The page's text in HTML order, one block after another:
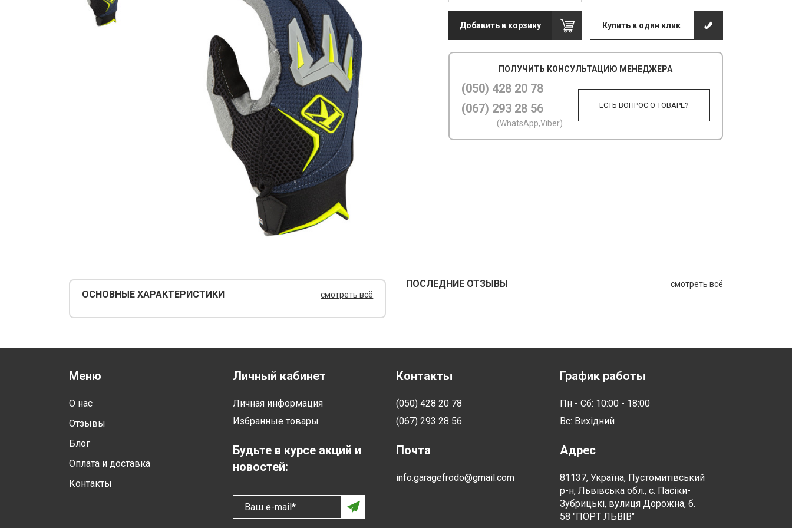
Гідравлічне масло
Добавить в корзину Купить в один клик
ПОЛУЧИТЬ КОНСУЛЬТАЦИЮ МЕНЕДЖЕРА
(050) 428 20 78
(067) 293 28 56
(WhatsApp,Viber)
ЕСТЬ ВОПРОС О ТОВАРЕ?
ОСНОВНЫЕ ХАРАКТЕРИСТИКИ смотреть всё
ПОСЛЕДНИЕ ОТЗЫВЫ смотреть всё
Меню
О нас
Отзывы
Блог
Оплата и доставка
Контакты
Личный кабинет
Личная информация
Избранные товары
Будьте в курсе акций и
новостей:
Ваш e-mail*
Контакты
(050) 428 20 78
(067) 293 28 56
Почта
info.garagefrodo@gmail.com
График работы
Пн - Сб: 10:00 - 18:00
Вс: Вихідний
Адрес
81137, Україна, Пустомитівський
р-н, Львівська обл., с. Пасіки-
Зубрицькі, вулиця Дорожна, б.
58 "ПОРТ ЛЬВІВ"